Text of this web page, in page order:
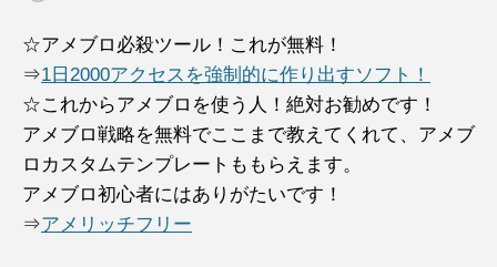
☆アメブロ必殺ツール！これが無料！
⇒1日2000アクセスを強制的に作り出すソフト！
☆これからアメブロを使う人！絶対お勧めです！
アメブロ戦略を無料でここまで教えてくれて、アメブ
ロカスタムテンプレートももらえます。
アメブロ初心者にはありがたいです！
⇒アメリッチフリー